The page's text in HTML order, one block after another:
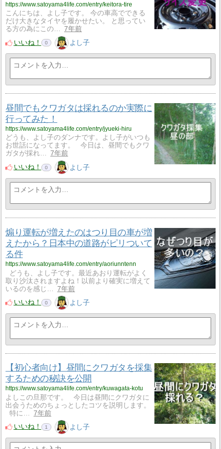
https://www.satoyama4life.com/entry/keitora-tire
こんにちは、よし子です。 今の車高でできる
だけ大きなタイヤを履かせたい。 と思ってい
る方の為にこの…
7年前
いいね！
0 よし子
昼間でもクワガタは採れるのか実際に
行ってみた！
https://www.satoyama4life.com/entry/jyueki-hiru
どうも、よし子のダンナです。よし子がいつも
お世話になってます。 今日は、昼間でもクワ
ガタが採れ…
7年前
いいね！
0 よし子
煽り運転が増えたのはつり目の車が増
えたから？日本中の道路がピリついて
る件
https://www.satoyama4life.com/entry/aoriunntenn
どうも、よし子です。最近あおり運転がよく
取り沙汰されますよね！以前より確実に増えて
いるのを感じ…
7年前
いいね！
0 よし子
【初心者向け】昼間にクワガタを採集
するための秘訣を公開
https://www.satoyama4life.com/entry/kuwagata-kotu
よしこの旦那です。 今日は昼間にクワガタに
出会うためのちょっとしたコツを説明します。
特に…
7年前
いいね！
1 よし子